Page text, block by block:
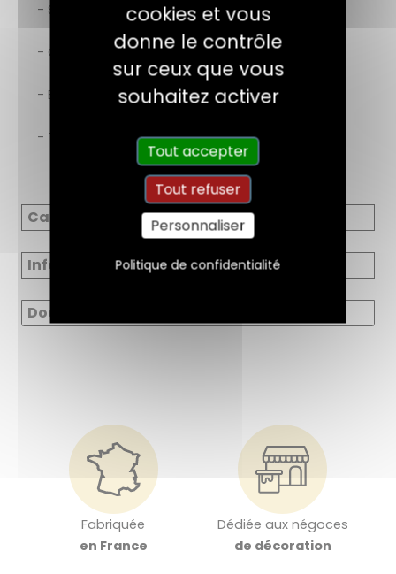
- Se travaille comme le bois.
- Compatible avec tous types de finitions.
- Existe en 6 coloris.
- Tous les coloris sont miscibles.
Caractéristiques
Informations réglementaires
Documents
Fabriquée
en France
Dédiée aux négoces
de décoration
cookies et vous
donne le contrôle
sur ceux que vous
souhaitez activer
Tout accepter
Tout refuser
Personnaliser
Politique de confidentialité